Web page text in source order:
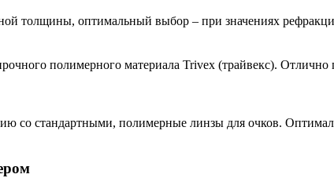
толщины, оптимальный выбор – при значениях
полимерного материала Trivex (трайвекс).
со стандартными, полимерные линзы для очков.